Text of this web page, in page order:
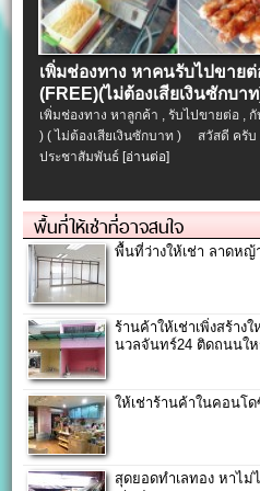
เพิ่มช่องทาง หาคนรับไปขาย
(FREE)(ไม่ต้องเสียเงินซักบา
เพิ่มช่องทาง หาลูกค้า , รับไปขายต่อ ,
) ( ไม่ต้องเสียเงินซักบาท ) สวัสดี ครั
ประชาสัมพันธ์ [อ่านต่อ]
พื้นที่ให้เช่าที่อาจสนใจ
พื้นที่ว่างให้เช่า ลาดหญ้
ร้านค้าให้เช่าเพิ่งสร้าง
นวลจันทร์24 ติดถนนใ
ให้เช่าร้านค้าในคอนโ
สุดยอดทำเลทอง หาไ